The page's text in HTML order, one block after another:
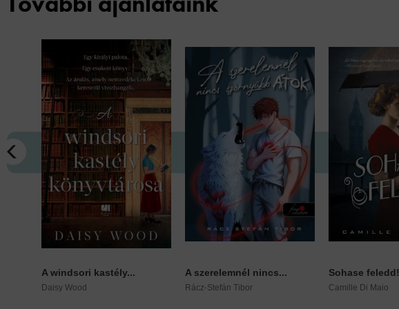
A windsori kastély...
Daisy Wood
A szerelemnél nincs...
Rácz-Stefán Tibor
Sohase feledd!
Camille Di Maio